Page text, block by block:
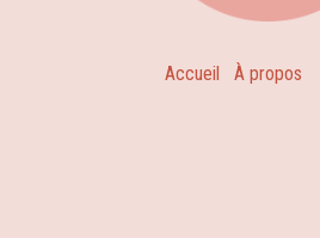
Accueil À propos